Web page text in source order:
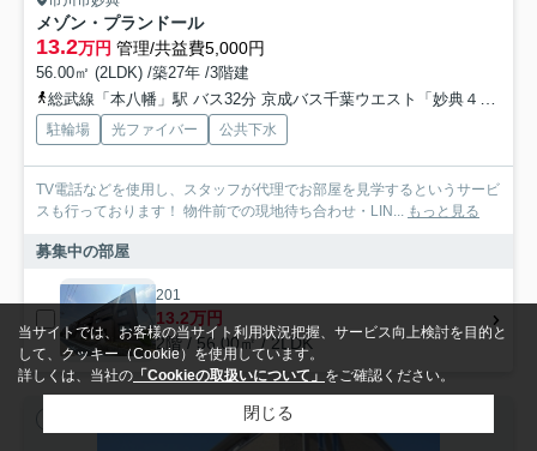
メゾン・プランドール
13.2万円 管理/共益費5,000円
56.00㎡ (2LDK) /築27年 /3階建
総武線「本八幡」駅 バス32分 京成バス千葉ウエスト「妙典４丁目」 停歩7分
駐輪場 光ファイバー 公共下水
TV電話などを使用し、スタッフが代理でお部屋を見学するというサービ
スも行っております！ 物件前での現地待ち合わせ・LIN...
もっと見る
募集中の部屋
201
13.2万円
2階 / 56.00㎡ / 2LDK
当サイトでは、お客様の当サイト利用状況把握、サービス向上検討を目的と
して、クッキー（Cookie）を使用しています。
詳しくは、当社の 「Cookieの取扱いについて」 をご確認ください。
閉じる